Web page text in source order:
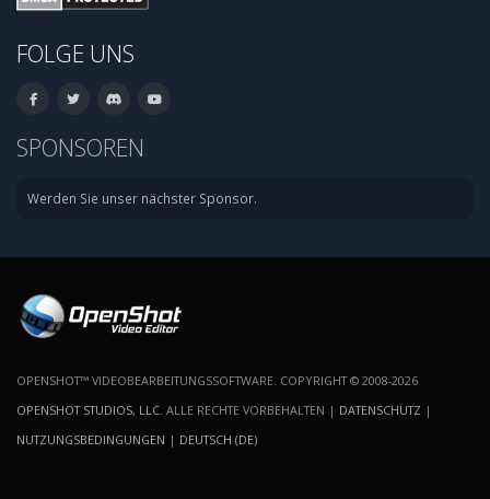
FOLGE UNS
SPONSOREN
Werden Sie unser nächster Sponsor.
OPENSHOT™ VIDEOBEARBEITUNGSSOFTWARE. COPYRIGHT © 2008-2026
OPENSHOT STUDIOS, LLC . ALLE RECHTE VORBEHALTEN | DATENSCHUTZ |
NUTZUNGSBEDINGUNGEN | DEUTSCH (DE)